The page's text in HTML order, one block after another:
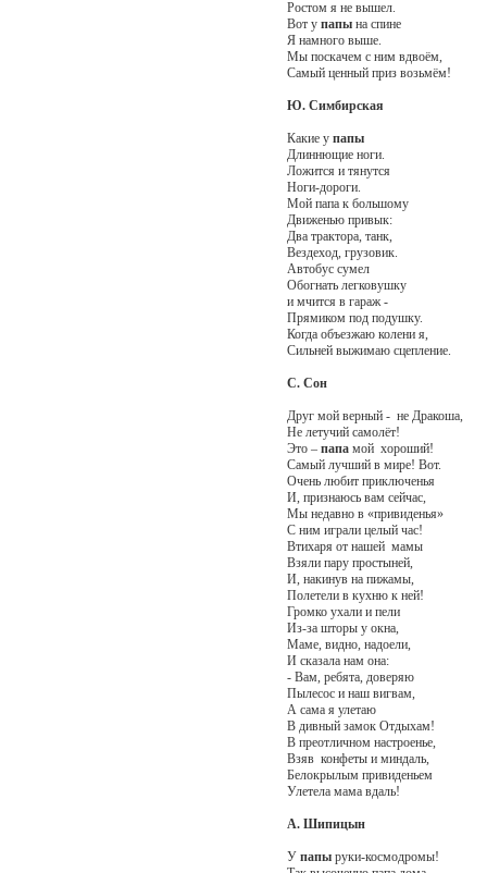
Ростом я не вышел.
Вот у папына спине
Я намного выше.
Мы поскачем с ним вдвоём,
Самый ценный приз возьмём!
Ю. Симбирская
Какие у папы
Длиннющие ноги.
Ложится и тянутся
Ноги-дороги.
Мой папа к большому
Движенью привык:
Два трактора, танк,
Вездеход, грузовик.
Автобус сумел
Обогнать легковушку
и мчится в гараж -
Прямиком под подушку.
Когда объезжаю колени я,
Сильней выжимаю сцепление.
С. Сон
Друг мой верный - не Дракоша,
Не летучий самолёт!
Это – папамой хороший!
Самый лучший в мире! Вот.
Очень любит приключенья
И, признаюсь вам сейчас,
Мы недавно в «привиденья»
С ним играли целый час!
Втихаря от нашей мамы
Взяли пару простыней,
И, накинув на пижамы,
Полетели в кухню к ней!
Громко ухали и пели
Из-за шторы у окна,
Маме, видно, надоели,
И сказала нам она:
- Вам, ребята, доверяю
Пылесос и наш вигвам,
А сама я улетаю
В дивный замок Отдыхам!
В преотличном настроенье,
Взяв конфеты и миндаль,
Белокрылым привиденьем
Улетела мама вдаль!
А. Шипицын
У папыруки-космодромы!